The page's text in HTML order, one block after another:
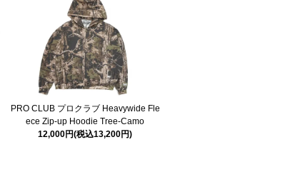
PRO CLUB プロクラブ Heavywide Fle
ece Zip-up Hoodie Tree-Camo
12,000円(税込13,200円)